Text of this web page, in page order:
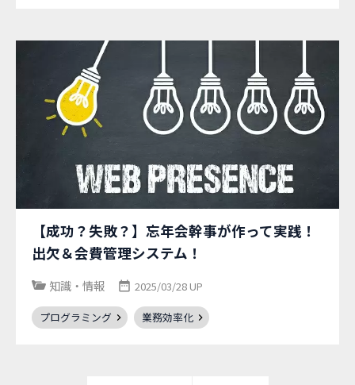
【成功？失敗？】忘年会幹事が作って実践！
出欠＆会費管理システム！
知識・情報 2025/03/28 UP
プログラミング 業務効率化